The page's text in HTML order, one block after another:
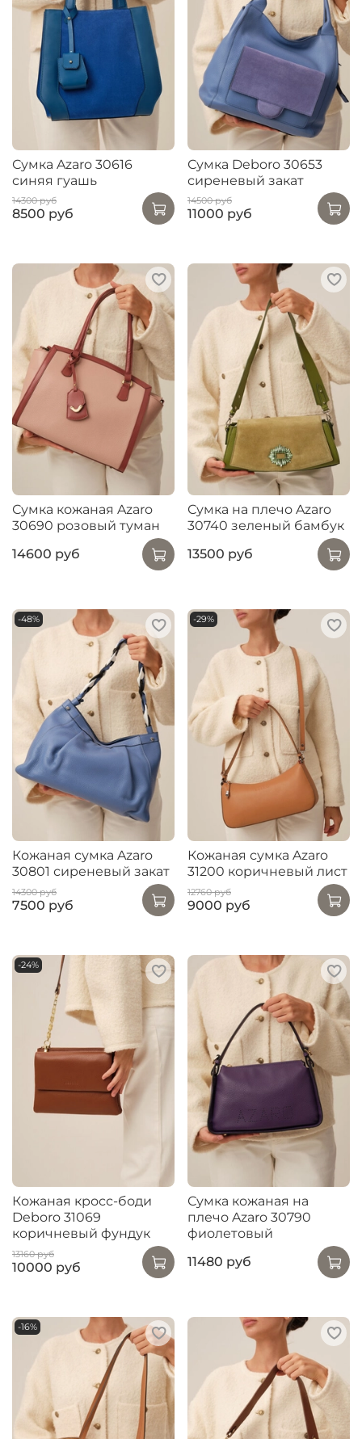
Сумка Azaro 30616
синяя гуашь
14300 руб
8500 руб
Сумка Deboro 30653
сиреневый закат
14500 руб
11000 руб
Сумка кожаная Azaro
30690 розовый туман
14600 руб
Сумка на плечо Azaro
30740 зеленый бамбук
13500 руб
-48%
Кожаная сумка Azaro
30801 сиреневый закат
14300 руб
7500 руб
-29%
Кожаная сумка Azaro
31200 коричневый лист
12760 руб
9000 руб
-24%
Кожаная кросс-боди
Deboro 31069
коричневый фундук
13160 руб
10000 руб
Сумка кожаная на
плечо Azaro 30790
фиолетовый
11480 руб
-16%